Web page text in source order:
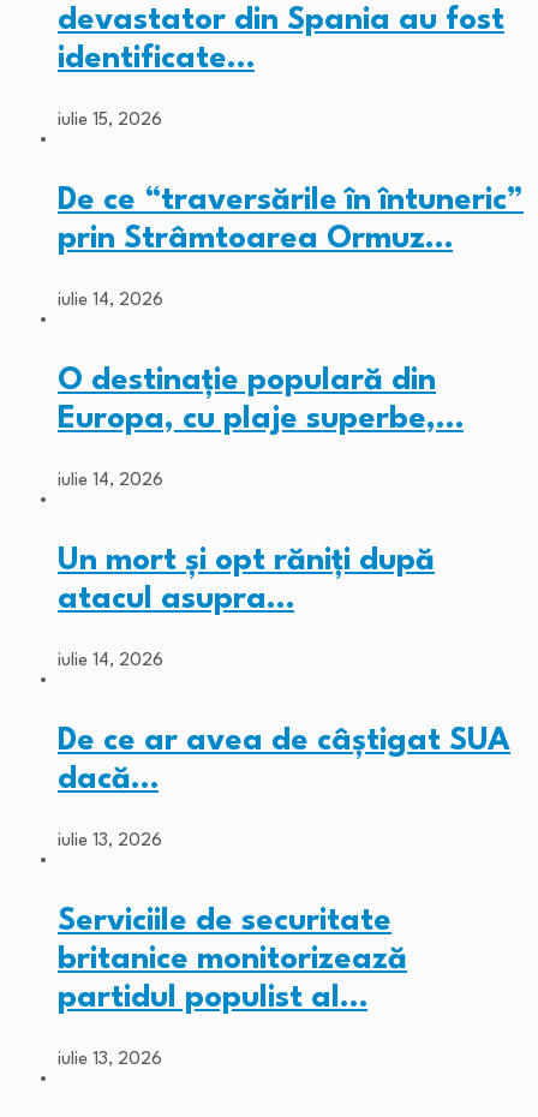
devastator din Spania au fost
identificate…
iulie 15, 2026
De ce “traversările în întuneric”
prin Strâmtoarea Ormuz…
iulie 14, 2026
O destinație populară din
Europa, cu plaje superbe,…
iulie 14, 2026
Un mort și opt răniți după
atacul asupra…
iulie 14, 2026
De ce ar avea de câștigat SUA
dacă…
iulie 13, 2026
Serviciile de securitate
britanice monitorizează
partidul populist al…
iulie 13, 2026